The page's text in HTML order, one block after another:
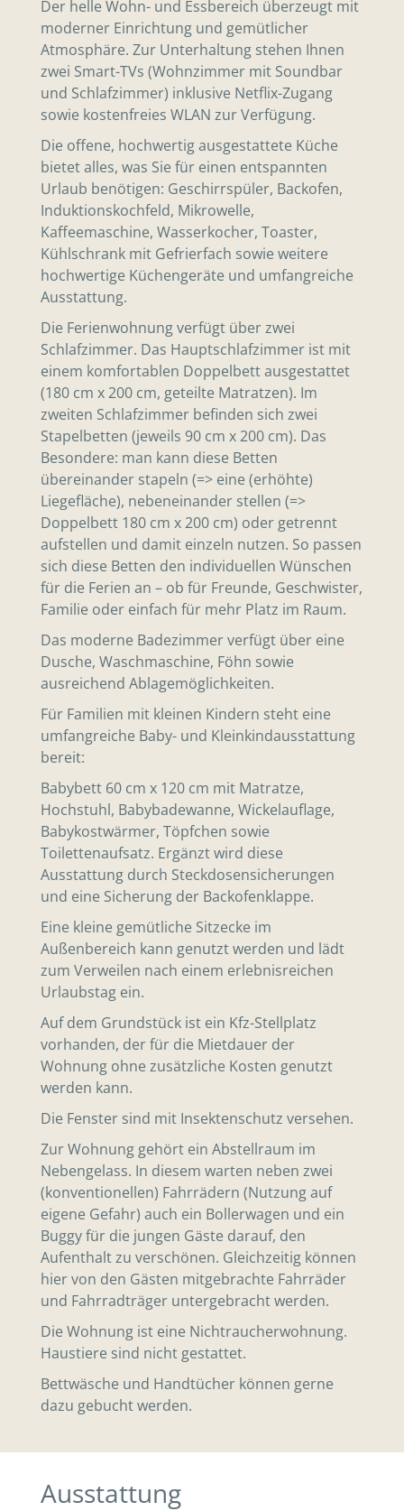
Der helle Wohn- und Essbereich überzeugt mit
moderner Einrichtung und gemütlicher
Atmosphäre. Zur Unterhaltung stehen Ihnen
zwei Smart-TVs (Wohnzimmer mit Soundbar
und Schlafzimmer) inklusive Netflix-Zugang
sowie kostenfreies WLAN zur Verfügung.
Die offene, hochwertig ausgestattete Küche
bietet alles, was Sie für einen entspannten
Urlaub benötigen: Geschirrspüler, Backofen,
Induktionskochfeld, Mikrowelle,
Kaffeemaschine, Wasserkocher, Toaster,
Kühlschrank mit Gefrierfach sowie weitere
hochwertige Küchengeräte und umfangreiche
Ausstattung.
Die Ferienwohnung verfügt über zwei
Schlafzimmer. Das Hauptschlafzimmer ist mit
einem komfortablen Doppelbett ausgestattet
(180 cm x 200 cm, geteilte Matratzen). Im
zweiten Schlafzimmer befinden sich zwei
Stapelbetten (jeweils 90 cm x 200 cm). Das
Besondere: man kann diese Betten
übereinander stapeln (=> eine (erhöhte)
Liegefläche), nebeneinander stellen (=>
Doppelbett 180 cm x 200 cm) oder getrennt
aufstellen und damit einzeln nutzen. So passen
sich diese Betten den individuellen Wünschen
für die Ferien an – ob für Freunde, Geschwister,
Familie oder einfach für mehr Platz im Raum.
Das moderne Badezimmer verfügt über eine
Dusche, Waschmaschine, Föhn sowie
ausreichend Ablagemöglichkeiten.
Für Familien mit kleinen Kindern steht eine
umfangreiche Baby- und Kleinkindausstattung
bereit:
Babybett 60 cm x 120 cm mit Matratze,
Hochstuhl, Babybadewanne, Wickelauflage,
Babykostwärmer, Töpfchen sowie
Toilettenaufsatz. Ergänzt wird diese
Ausstattung durch Steckdosensicherungen
und eine Sicherung der Backofenklappe.
Eine kleine gemütliche Sitzecke im
Außenbereich kann genutzt werden und lädt
zum Verweilen nach einem erlebnisreichen
Urlaubstag ein.
Auf dem Grundstück ist ein Kfz-Stellplatz
vorhanden, der für die Mietdauer der
Wohnung ohne zusätzliche Kosten genutzt
werden kann.
Die Fenster sind mit Insektenschutz versehen.
Zur Wohnung gehört ein Abstellraum im
Nebengelass. In diesem warten neben zwei
(konventionellen) Fahrrädern (Nutzung auf
eigene Gefahr) auch ein Bollerwagen und ein
Buggy für die jungen Gäste darauf, den
Aufenthalt zu verschönen. Gleichzeitig können
hier von den Gästen mitgebrachte Fahrräder
und Fahrradträger untergebracht werden.
Die Wohnung ist eine Nichtraucherwohnung.
Haustiere sind nicht gestattet.
Bettwäsche und Handtücher können gerne
dazu gebucht werden.
Ausstattung